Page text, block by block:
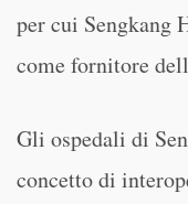
per cui Sengkang
come fornitore
Gli ospedali di
concetto di